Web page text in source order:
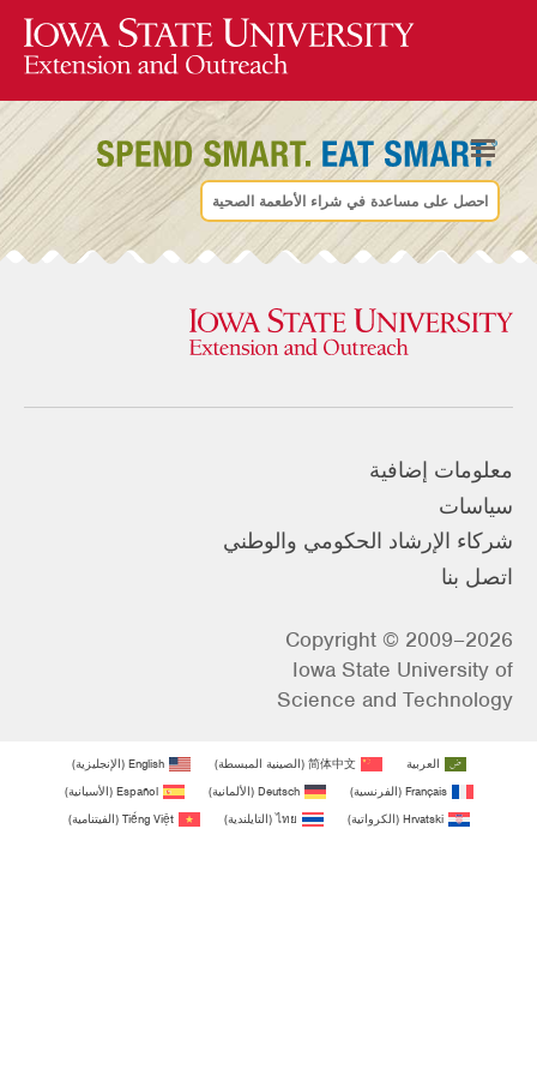
احصل على مساعدة في شراء الأطعمة الصحية
معلومات إضافية
سياسات
شركاء الإرشاد الحكومي والوطني
اتصل بنا
Copyright © 2009–2026
Iowa State University of
Science and Technology
العربية 简体中文
(الصينية المبسطة)
English
(الإنجليزية)
Français
(الفرنسية)
Deutsch
(الألمانية)
Español
(الأسبانية)
Hrvatski
(الكرواتية)
ไทย
(التايلندية)
Tiếng Việt
(الفيتنامية)